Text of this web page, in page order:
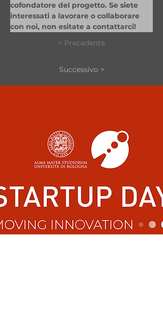
cofondatore del progetto. Se siete
interessati a lavorare o collaborare
con noi, non esitate a contattarci!
< Precedente
Successivo >